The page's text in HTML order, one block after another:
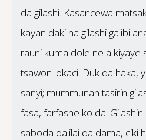
da gilashi. Kasancewa
kayan daki na gilashi galibi
rauni kuma dole ne a kiyaye
tsawon lokaci. Duk da haka,
sanyi; mummunan tasirin
fasa, farfashe ko da.
saboda dalilai da dama, ciki